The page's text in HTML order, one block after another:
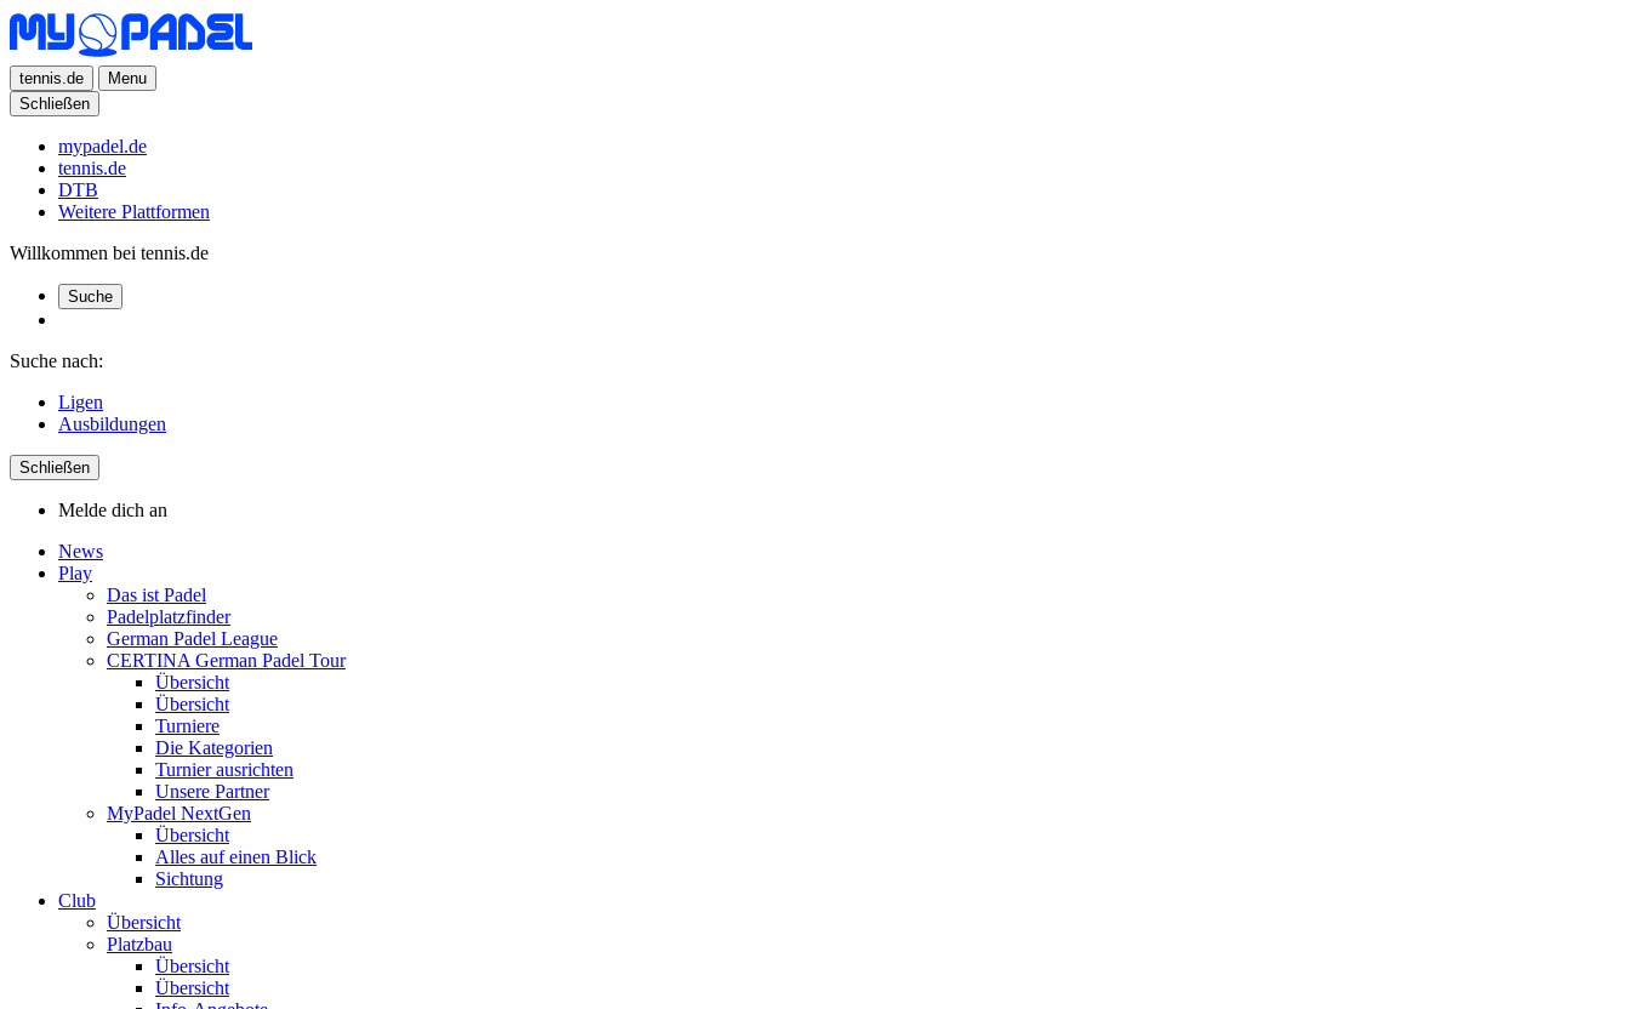
tennis.de
Menu
Schließen
mypadel.de
tennis.de
DTB
Weitere Plattformen
Willkommen bei tennis.de
Suche
Suche nach:
Ligen
Ausbildungen
Schließen
Melde dich an
News
Play
Das ist Padel
Padelplatzfinder
German Padel League
CERTINA German Padel Tour
Übersicht
Übersicht
Turniere
Die Kategorien
Turnier ausrichten
Unsere Partner
MyPadel NextGen
Übersicht
Alles auf einen Blick
Sichtung
Club
Übersicht
Platzbau
Übersicht
Übersicht